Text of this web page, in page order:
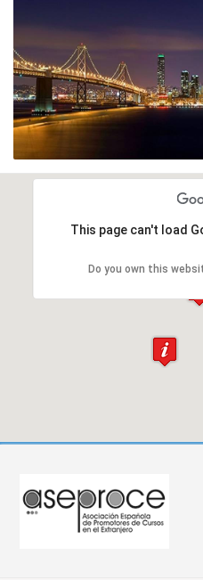
This page can't load
Do you own this